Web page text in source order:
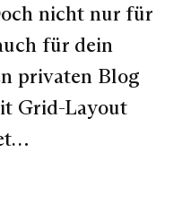
nicht nur für
für dein
privaten Blog
Grid-Layout